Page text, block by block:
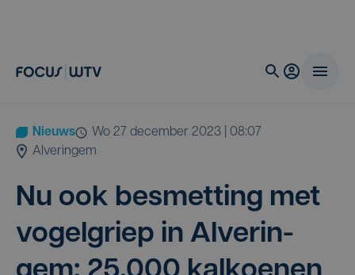
Nieuws
wo 27 december 2023 | 08:07
Alveringem
Nu ook besmet­ting met
vogel­griep in Alve­rin­